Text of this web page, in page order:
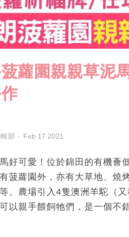
蘿園親親草泥
部 Feb 17 2021
好可愛！位於錦田的有機
菠蘿園外，亦有大草地、燒
。農場引入4隻澳洲羊駝（
以親手餵飼牠們，是一個不